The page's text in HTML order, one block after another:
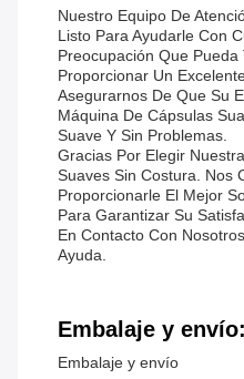
Nuestro Equipo De
Listo Para Ayudarle Con
Preocupación Que
Proporcionar Un
Asegurarnos De Que Su
Máquina De Cápsulas
Suave Y Sin Problemas.
Gracias Por Elegir
Suaves Sin Costura. Nos
Proporcionarle El Mejor
Para Garantizar Su
En Contacto Con
Ayuda.
Embalaje y envío:
Embalaje y envío